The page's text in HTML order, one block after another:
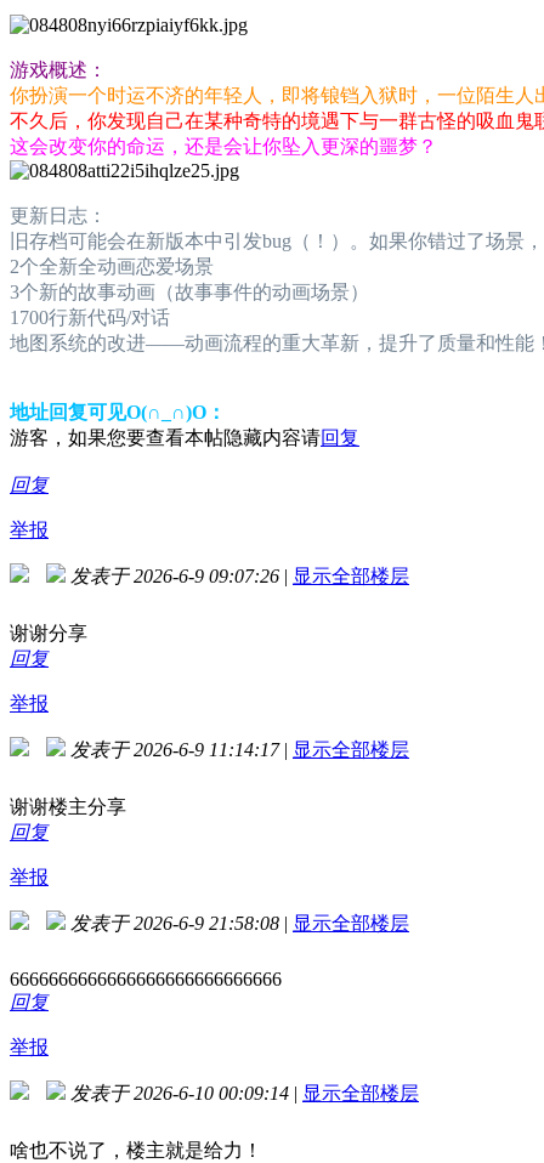
游戏概述：
你扮演一个时运不济的年轻人，即将锒铛入狱时，一位陌生人
不久后，你发现自己在某种奇特的境遇下与一群古怪的吸血鬼
这会改变你的命运，还是会让你坠入更深的噩梦？
更新日志：
旧存档可能会在新版本中引发bug（！）。如果你错过了场景
2个全新全动画恋爱场景
3个新的故事动画（故事事件的动画场景）
1700行新代码/对话
地图系统的改进——动画流程的重大革新，提升了质量和性能
地址回复可见O(∩_∩)O：
游客，如果您要查看本帖隐藏内容请回复
回复
举报
发表于 2026-6-9 09:07:26 | 显示全部楼层
谢谢分享
回复
举报
发表于 2026-6-9 11:14:17 | 显示全部楼层
谢谢楼主分享
回复
举报
发表于 2026-6-9 21:58:08 | 显示全部楼层
6666666666666666666666666666
回复
举报
发表于 2026-6-10 00:09:14 | 显示全部楼层
啥也不说了，楼主就是给力！